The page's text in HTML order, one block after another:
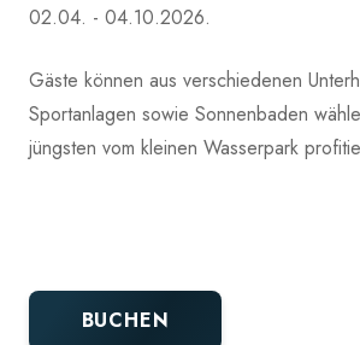
BUCHEN
02.04. - 04.10.2026.
Gäste können aus verschiedenen
Sportanlagen sowie Sonnenbaden
jüngsten vom kleinen Wasserpark